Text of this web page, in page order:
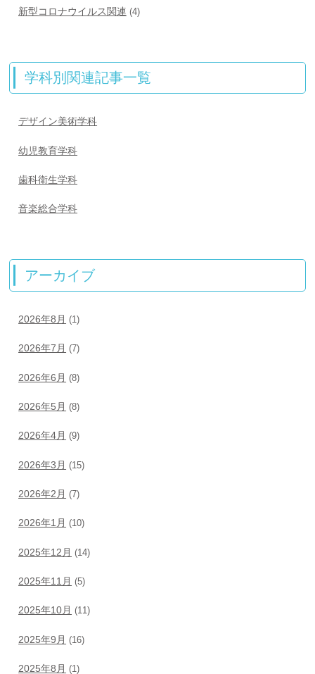
新型コロナウイルス関連 (4)
学科別関連記事一覧
デザイン美術学科
幼児教育学科
歯科衛生学科
音楽総合学科
アーカイブ
2026年8月 (1)
2026年7月 (7)
2026年6月 (8)
2026年5月 (8)
2026年4月 (9)
2026年3月 (15)
2026年2月 (7)
2026年1月 (10)
2025年12月 (14)
2025年11月 (5)
2025年10月 (11)
2025年9月 (16)
2025年8月 (1)